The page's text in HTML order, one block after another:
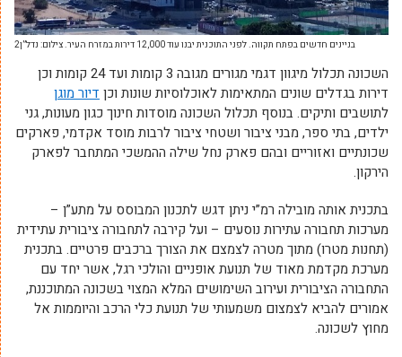
בניינים חדשים בפתח תקווה. לפני התוכנית יבנו עוד 12,000 דירות במזרח העיר. צילום: נדל”ן2
השכונה תכלול מיגוון דגמי מגורים מגובה 3 קומות ועד 24 קומות וכן
דירות בגדלים שונים המתאימות לאוכלוסיות שונות וכן דיור מוגן
לתושבים ותיקים. בנוסף תכלול השכונה מוסדות חינוך כגון מעונות, גני
ילדים, בתי ספר, מבני ציבור ושטחי ציבור לרבות מוסד אקדמי, פארקים
שכונתיים ואזוריים ובהם פארק נחל שילה ההמשכי המתחבר לפארק
הירקון.
בתכנית אותה מובילה רמ”י ניתן דגש לתכנון המבוסס על מתע”ן –
מערכות תחבורה עתירות נוסעים – ועל קירבה לתחבורה ציבורית עתידית
(תחנות מטרו) מתוך מטרה לצמצם את הצורך ברכבים פרטיים. בתכנית
מערכת מקדמת מאוד של תנועת אופניים והולכי רגל, אשר יחד עם
התחבורה הציבורית ועירוב השימושים המלא המצוי בשכונה המתוכננת,
אמורים להביא לצמצום משמעותי של תנועת כלי הרכב והיוממות אל
מחוץ לשכונה.